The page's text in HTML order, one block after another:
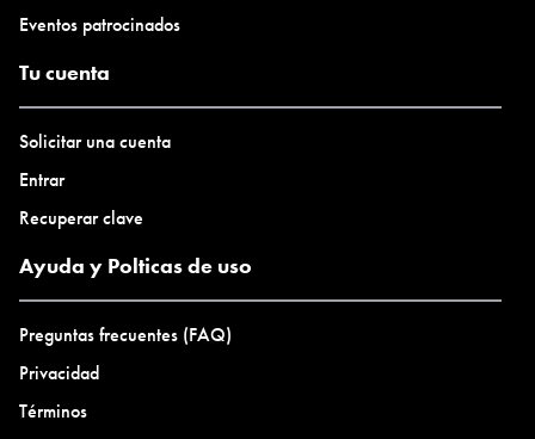
Eventos patrocinados
Tu cuenta
Solicitar una cuenta
Entrar
Recuperar clave
Ayuda y Polticas de uso
Preguntas frecuentes (FAQ)
Privacidad
Términos